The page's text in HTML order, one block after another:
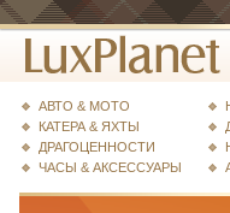
АВТО & МОТО
КАТЕРА & ЯХТЫ
ДРАГОЦЕННОСТИ
ЧАСЫ & АКСЕССУАРЫ